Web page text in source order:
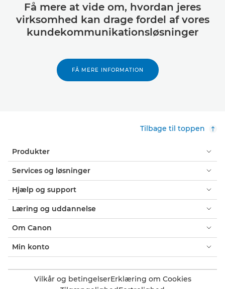
Få mere at vide om, hvordan jeres
virksomhed kan drage fordel af vores
kundekommunikationsløsninger
FÅ MERE INFORMATION
Tilbage til toppen
Produkter
Services og løsninger
Hjælp og support
Læring og uddannelse
Om Canon
Min konto
Vilkår og betingelserErklæring om Cookies